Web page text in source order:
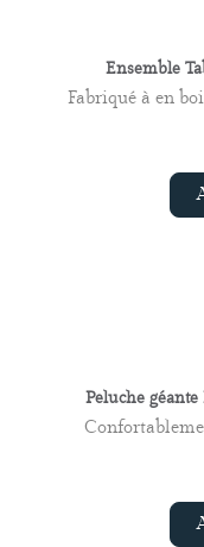
Ensemble
Fabriqué à en
Peluche